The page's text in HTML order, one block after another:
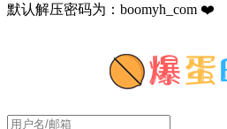
默认解压密码为：boomyh_com ❤️